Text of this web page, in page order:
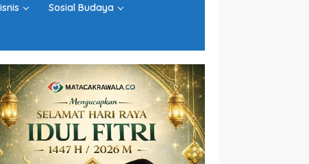
Sosial Budaya